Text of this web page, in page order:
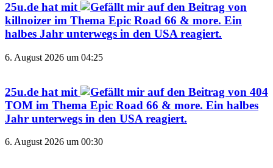
25u.de hat mit
auf den Beitrag von
killnoizer im Thema Epic Road 66 & more. Ein
halbes Jahr unterwegs in den USAreagiert.
6. August 2026 um 04:25
25u.de hat mit auf den Beitrag von 404
TOM im Thema Epic Road 66 & more. Ein halbes
Jahr unterwegs in den USA reagiert.
6. August 2026 um 00:30